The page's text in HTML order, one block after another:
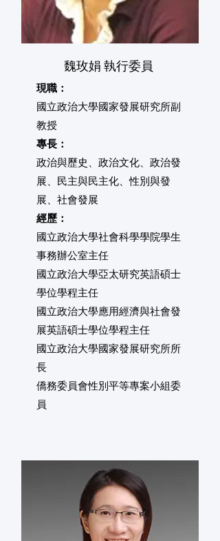
魏玫娟 執行委員
現職：
​國立政治大學國家發展研究所副
教授
專長：
​政治與歷史、政治文化、政治發
展、民主與民主化、性別與發
展、社會發展
經歷：
國立政治大學社會科學學院學生
事務辦公室主任
國立政治大學亞太研究英語碩士
學位學程主任
國立政治大學應用經濟與社會發
展英語碩士學位學程主任
​國立政治大學國家發展研究所所
長
僑務委員會性別平等專案小組委
員